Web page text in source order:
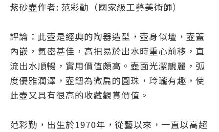
紫砂壺作者: 范彩勤（國家級工藝美術師）
評論：此壺是經典的陶器造型，壺身似壇，壺蓋
內嵌，氣密甚佳，高把易於出水時重心前移，直
流出水順暢，實用價值頗高。壺面光潔靚麗，弧
度優雅潤澤，壺鈕為微扁的圓珠，玲瓏有趣，使
此壺又具有很高的收藏觀賞價值。
范彩勤，出生於1970年，從藝以來，一直以高超